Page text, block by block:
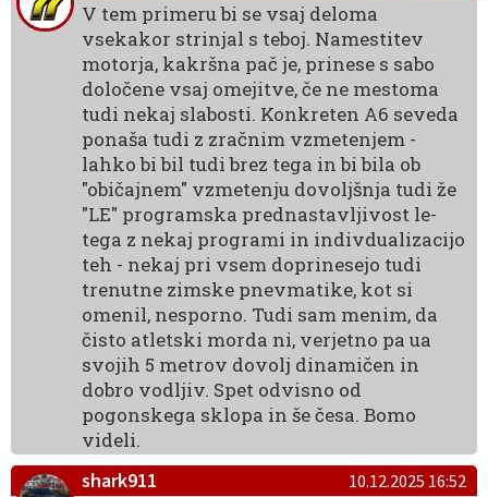
V tem primeru bi se vsaj deloma
vsekakor strinjal s teboj. Namestitev
motorja, kakršna pač je, prinese s sabo
določene vsaj omejitve, če ne mestoma
tudi nekaj slabosti. Konkreten A6 seveda
ponaša tudi z zračnim vzmetenjem -
lahko bi bil tudi brez tega in bi bila ob
"običajnem" vzmetenju dovoljšnja tudi že
"LE" programska prednastavljivost le-
tega z nekaj programi in indivdualizacijo
teh - nekaj pri vsem doprinesejo tudi
trenutne zimske pnevmatike, kot si
omenil, nesporno. Tudi sam menim, da
čisto atletski morda ni, verjetno pa ua
svojih 5 metrov dovolj dinamičen in
dobro vodljiv. Spet odvisno od
pogonskega sklopa in še česa. Bomo
videli.
shark911
10.12.2025 16:52